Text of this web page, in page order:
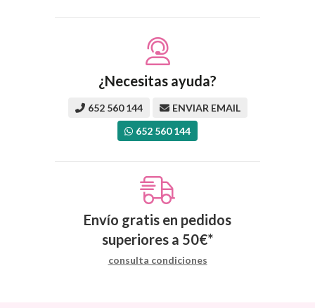
¿Necesitas ayuda?
652 560 144
ENVIAR EMAIL
652 560 144
Envío gratis en pedidos
superiores a 50€*
consulta condiciones